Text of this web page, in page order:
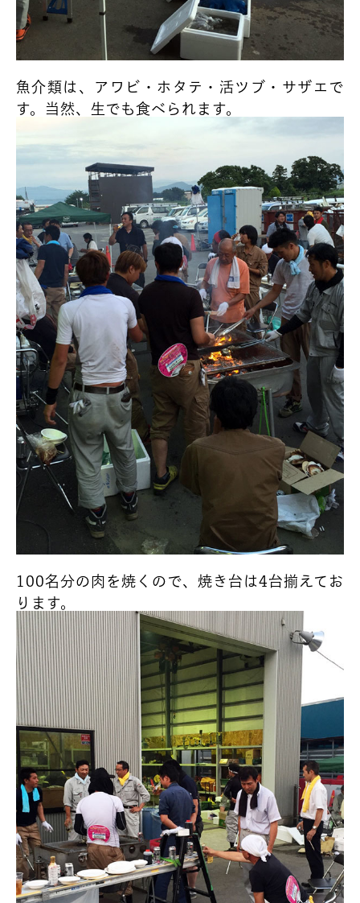
魚介類は、アワビ・ホタテ・活ツブ・サザエで
す。当然、生でも食べられます。
100名分の肉を焼くので、焼き台は4台揃えてお
ります。